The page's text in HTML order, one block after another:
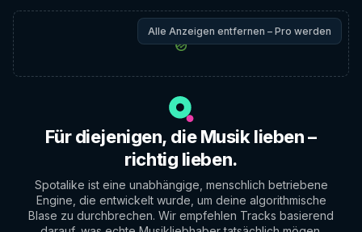
Alle Anzeigen entfernen – Pro werden
Für diejenigen, die Musik lieben –
richtig lieben.
Spotalike ist eine unabhängige, menschlich betriebene
Engine, die entwickelt wurde, um deine algorithmische
Blase zu durchbrechen. Wir empfehlen Tracks basierend